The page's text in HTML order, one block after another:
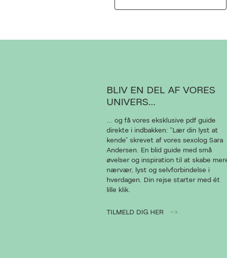
BLIV EN DEL AF VORES
UNIVERS...
... og få vores eksklusive pdf guide
direkte i indbakken: “Lær din lyst at
kende” skrevet af vores sexolog Sara
Andersen. En blid guide med små
øvelser og inspiration til at skabe
nærvær, lyst og selvforbindelse i
hverdagen. Din rejse starter med ét
lille klik.
TILMELD DIG HER